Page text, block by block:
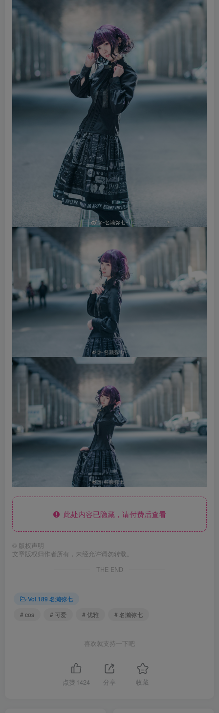
此处内容已隐藏，请付费后查看
© 版权声明
文章版权归作者所有，未经允许请勿转载。
THE END
Vol.189 名濑弥七
# cos
# 可爱 # 优雅 # 名濑弥七
喜欢就支持一下吧
点赞 1424 分享 收藏